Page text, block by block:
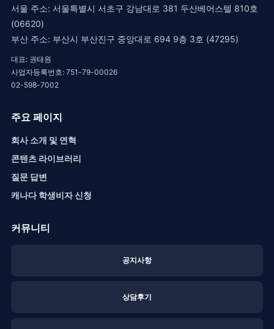
서울 주소: 서울특별시 서초구 강남대로 381 두산베어스텔 810호
(06620)
부산 주소: 부산시 부산진구 중앙대로 694 9층 3호 (47295)
대표: 권태원
사업자등록번호: 751-79-00026
02-598-7002
주요 페이지
회사 소개 및 연혁
콘텐츠 라이브러리
질문 답변
캐나다 학생비자 신청
커뮤니티
공지사항
상담후기